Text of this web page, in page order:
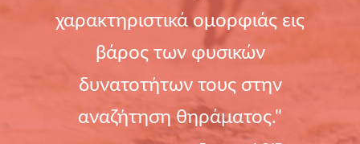
χαρακτηριστικά ομορφιάς εις
βάρος των φυσικών
δυνατοτήτων τους στην
αναζήτηση θηράματος."